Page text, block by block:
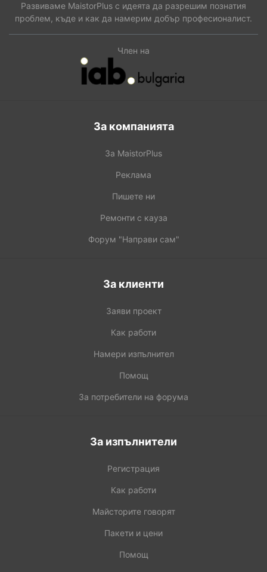
Развиваме MaistorPlus с идеята да разрешим познатия
проблем, къде и как да намерим добър професионалист.
Член на
За компанията
За MaistorPlus
Реклама
Пишете ни
Ремонти с кауза
Форум "Направи сам"
За клиенти
Заяви проект
Как работи
Намери изпълнител
Помощ
За потребители на форума
За изпълнители
Регистрация
Как работи
Майсторите говорят
Пакети и цени
Помощ